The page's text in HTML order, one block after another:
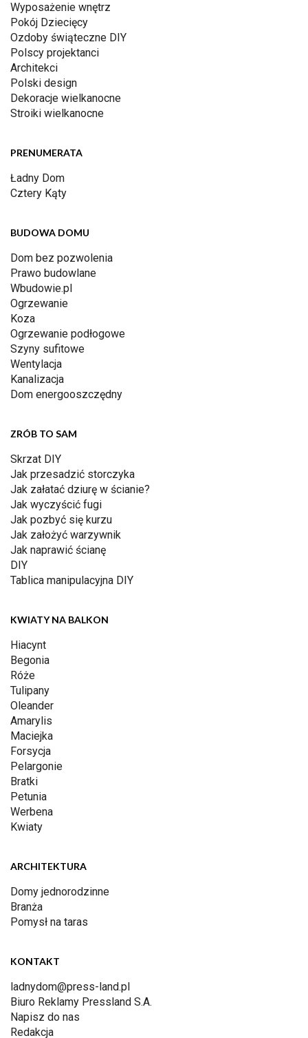
Wyposażenie wnętrz
Pokój Dziecięcy
Ozdoby świąteczne DIY
Polscy projektanci
Architekci
Polski design
Dekoracje wielkanocne
Stroiki wielkanocne
PRENUMERATA
Ładny Dom
Cztery Kąty
BUDOWA DOMU
Dom bez pozwolenia
Prawo budowlane
Wbudowie.pl
Ogrzewanie
Koza
Ogrzewanie podłogowe
Szyny sufitowe
Wentylacja
Kanalizacja
Dom energooszczędny
ZRÓB TO SAM
Skrzat DIY
Jak przesadzić storczyka
Jak załatać dziurę w ścianie?
Jak wyczyścić fugi
Jak pozbyć się kurzu
Jak założyć warzywnik
Jak naprawić ścianę
DIY
Tablica manipulacyjna DIY
KWIATY NA BALKON
Hiacynt
Begonia
Róże
Tulipany
Oleander
Amarylis
Maciejka
Forsycja
Pelargonie
Bratki
Petunia
Werbena
Kwiaty
ARCHITEKTURA
Domy jednorodzinne
Branża
Pomysł na taras
KONTAKT
ladnydom@press-land.pl
Biuro Reklamy Pressland S.A.
Napisz do nas
Redakcja